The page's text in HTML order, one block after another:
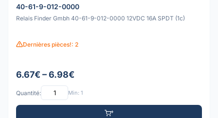
40-61-9-012-0000
Relais Finder Gmbh 40-61-9-012-0000 12VDC 16A SPDT (1c)
Dernières pièces!: 2
6.67€ – 6.98€
Quantité: Min: 1